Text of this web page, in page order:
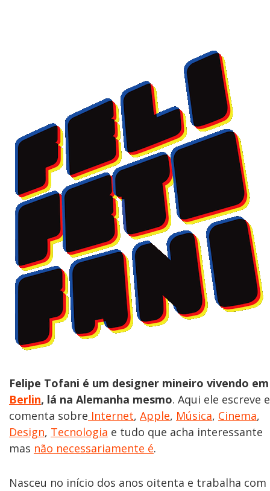
Felipe Tofani é um designer mineiro vivendo em
Berlin, lá na Alemanha mesmo. Aqui ele escreve e
comenta sobre Internet, Apple, Música, Cinema,
Design, Tecnologia e tudo que acha interessante
mas não necessariamente é.
Nasceu no início dos anos oitenta e trabalha com